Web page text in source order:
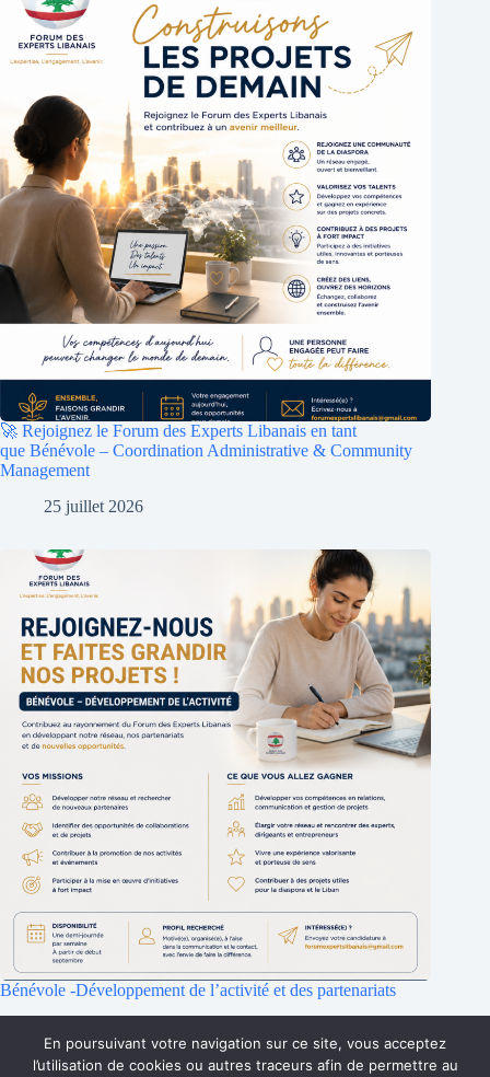
🚀 Rejoignez le Forum des Experts Libanais en tant
que Bénévole – Coordination Administrative & Community
Management
25 juillet 2026
Bénévole -Développement de l’activité et des partenariats
En poursuivant votre navigation sur ce site, vous acceptez
l’utilisation de cookies ou autres traceurs afin de permettre au